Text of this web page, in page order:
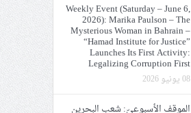
Weekly Event (Saturday – June 6,
2026): Marika Paulson – The
Mysterious Woman in Bahrain –
“Hamad Institute for Justice”
Launches Its First Activity:
Legalizing Corruption First
08 يونيو 2026
الموقف الأسبوعيّ: شعب البحرين